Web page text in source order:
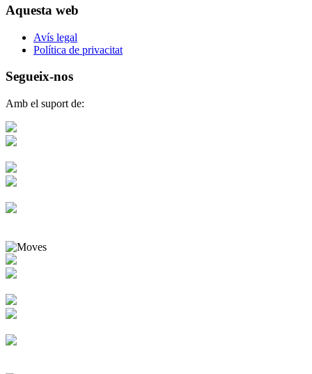
Aquesta web
Avís legal
Política de privacitat
Segueix-nos
Amb el suport de: